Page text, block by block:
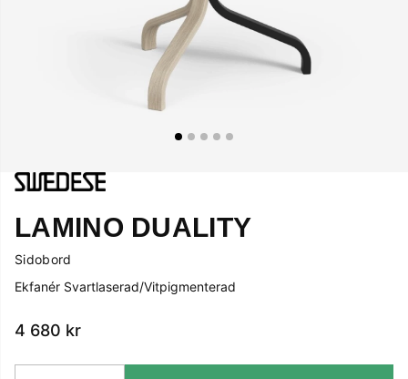
LAMINO DUALITY
Sidobord
Ekfanér Svartlaserad/Vitpigmenterad
4 680 kr